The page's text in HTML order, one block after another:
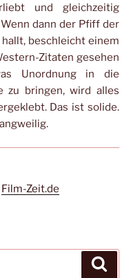
und gleichzeitig
dann der Pfiff der
beschleicht einem
Zitaten gesehen
Unordnung in die
zu bringen, wird alles
Das ist solide.
Film-Zeit.de